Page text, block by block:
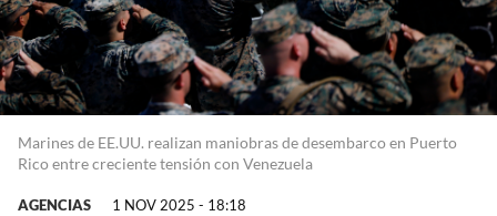
Marines de EE.UU. realizan maniobras de desembarco en Puerto
Rico entre creciente tensión con Venezuela
AGENCIAS 1 NOV 2025 - 18:18